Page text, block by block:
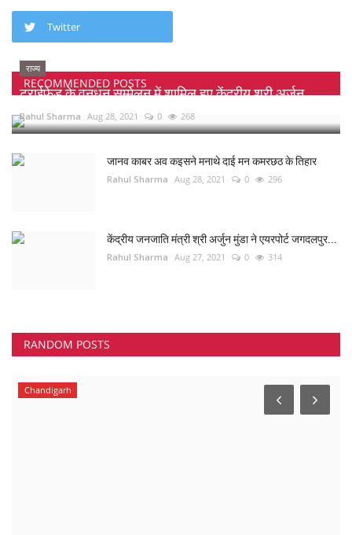
Twitter
RECOMMENDED POSTS
राज्य
ट्राईफेड के वनधन सम्मेलन में शामिल हुए केंद्रीय श्री अर्जुन...
Rahul Sharma Aug 28, 2021 0 268
जानव काबर अव कइसने मनाथे दाई मन कमरछठ के तिहार
Rahul Sharma Aug 28, 2021 0 296
केंद्रीय जनजाति मंत्री श्री अर्जुन मुंडा ने एयरपोर्ट जगदलपुर...
Rahul Sharma Aug 27, 2021 0 314
RANDOM POSTS
Chandigarh